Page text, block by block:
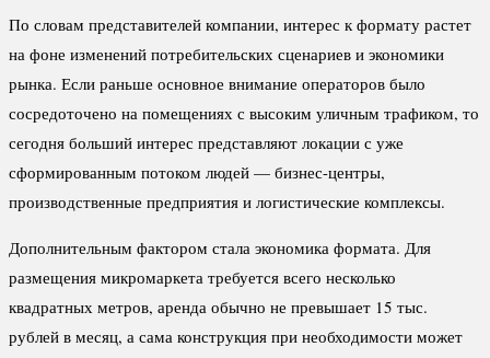
По словам представителей компании, интерес к формату растет
на фоне изменений потребительских сценариев и экономики
рынка. Если раньше основное внимание операторов было
сосредоточено на помещениях с высоким уличным трафиком, то
сегодня больший интерес представляют локации с уже
сформированным потоком людей — бизнес-центры,
производственные предприятия и логистические комплексы.
Дополнительным фактором стала экономика формата. Для
размещения микромаркета требуется всего несколько
квадратных метров, аренда обычно не превышает 15 тыс.
рублей в месяц, а сама конструкция при необходимости может